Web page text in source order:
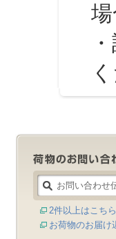
・
2件以上はこちら
お荷物のお届け